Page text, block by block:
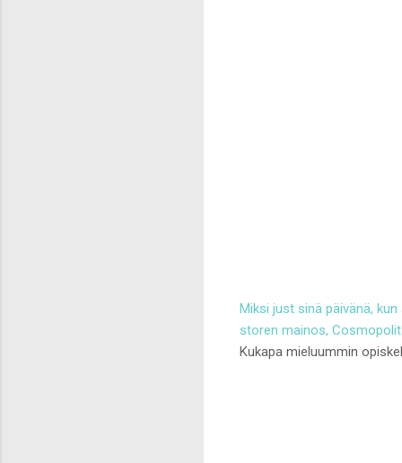
Miksi just sinä päivänä,
storen mainos,
Kukapa mieluummin